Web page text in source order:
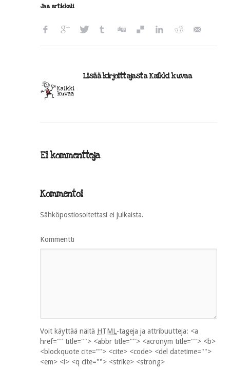
Jaa artikkeli
Lisää kirjoittajasta Kaikki kuvaa
Ei kommentteja
Kommentoi
Sähköpostiosoitettasi ei julkaista.
Kommentti
Voit käyttää näitä HTML-tageja ja attribuutteja: <a
href="" title=""> <abbr title=""> <acronym title=""> <b>
<blockquote cite=""> <cite> <code> <del datetime="">
<em> <i> <q cite=""> <strike> <strong>